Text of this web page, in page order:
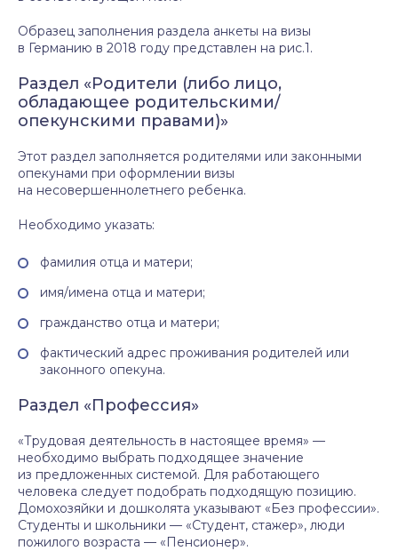
Образец заполнения раздела анкеты на визы
в Германию в 2018 году представлен на рис.1.
Раздел «Родители (либо лицо,
обладающее родительскими/
опекунскими правами)»
Этот раздел заполняется родителями или законными
опекунами при оформлении визы
на несовершеннолетнего ребенка.
Необходимо указать:
фамилия отца и матери;
имя/имена отца и матери;
гражданство отца и матери;
фактический адрес проживания родителей или
законного опекуна.
Раздел «Профессия»
«Трудовая деятельность в настоящее время» —
необходимо выбрать подходящее значение
из предложенных системой. Для работающего
человека следует подобрать подходящую позицию.
Домохозяйки и дошколята указывают «Без профессии».
Студенты и школьники — «Студент, стажер», люди
пожилого возраста — «Пенсионер».